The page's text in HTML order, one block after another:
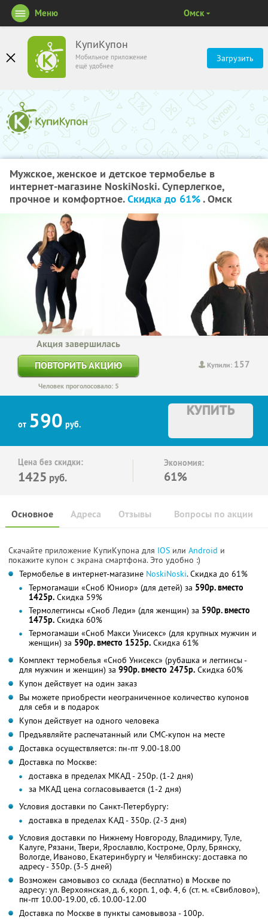
КупиКупон
Мобильное приложение
ещё удобнее
Загрузить
Меню Омск
Мужское, женское и детское термобелье в
интернет-магазине NoskiNoski. Суперлегкое,
прочное и комфортное.Скидка до 61%. Омск
Купили: 157
Акция завершилась
ПОВТОРИТЬ АКЦИЮ
Человек проголосовало: 5
от 590 руб.
КУПИТЬ
Цена без скидки:
1425 руб.
Экономия:
61%
Основное Отзывы Вопросы по акции
Адреса
Скачайте приложение КупиКупона для IOS или Android и
покажите купон с экрана смартфона. Это удобно :)
Термобелье в интернет-магазине NoskiNoski. Скидка до 61%
Термогамаши «Сноб Юниор» (для детей) за 590р. вместо
1425р. Скидка 59%
Термолеггинсы «Сноб Леди» (для женщин) за 590р. вместо
1475р. Скидка 60%
Термогамаши «Сноб Макси Унисекс» (для крупных мужчин и
женщин) за 590р. вместо 1525р. Скидка 61%
Комплект термобелья «Сноб Унисекс» (рубашка и леггинсы -
для мужчин и женщин) за 990р. вместо 2475р. Скидка 60%
Купон действует на один заказ
Вы можете приобрести неограниченное количество купонов
для себя и в подарок
Купон действует на одного человека
Предъявляйте распечатанный или СМС-купон на месте
Доставка осуществляется: пн-пт 9.00-18.00
Доставка по Москве:
доставка в пределах МКАД - 250р. (1-2 дня)
за МКАД цена согласовывается (1-2 дня)
Условия доставки по Санкт-Петербургу:
доставка в пределах КАД - 350р. (2-3 дня)
Условия доставки по Нижнему Новгороду, Владимиру, Туле,
Калуге, Рязани, Твери, Ярославлю, Костроме, Орлу, Брянску,
Вологде, Иваново, Екатеринбургу и Челябинску: доставка по
адресу - 350р. (3-5 дней)
Возможен самовывоз со склада (бесплатно) в Москве по
адресу: ул. Верхоянская, д. 6, корп. 1, оф. 4, 6 (ст. м. «Свиблово»),
пн-пт 10.00-19.00, сб. 10.00-12.00
Доставка по Москве в пункты самовывоза - 100р.